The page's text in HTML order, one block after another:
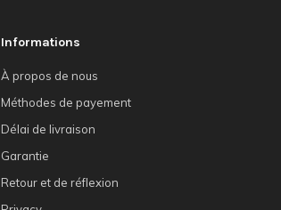
Informations
À propos de nous
Méthodes de payement
Délai de livraison
Garantie
Retour et de réflexion